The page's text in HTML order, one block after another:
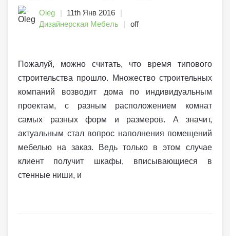
Oleg
11th Янв 2016
Дизайнерская Мебель
off
Пожалуй, можно считать, что время типового
строительства прошло. Множество строительных
компаний возводит дома по индивидуальным
проектам, с разным расположением комнат
самых разных форм и размеров. А значит,
актуальным стал вопрос наполнения помещений
мебелью на заказ. Ведь только в этом случае
клиент получит шкафы, вписывающиеся в
стенные ниши, и